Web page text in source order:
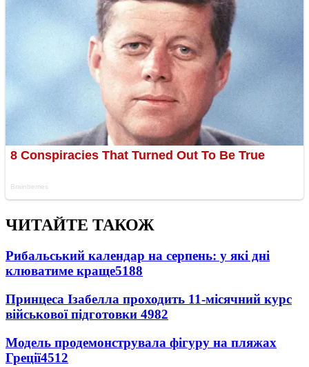
ЧИТАЙТЕ ТАКОЖ
Рибальський календар на серпень: у які дні
клюватиме краще5188
Принцеса Ізабелла проходить 11-місячний курс
військової підготовки 4982
Модель продемонструвала фігуру на пляжах
Греції4512